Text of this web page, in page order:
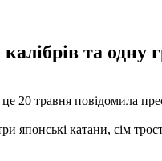
та одну
20 травня повідомила
японські катани, сім